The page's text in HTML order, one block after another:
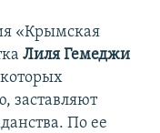
«Крымская
Лиля Гемеджи
заставляют
По ее